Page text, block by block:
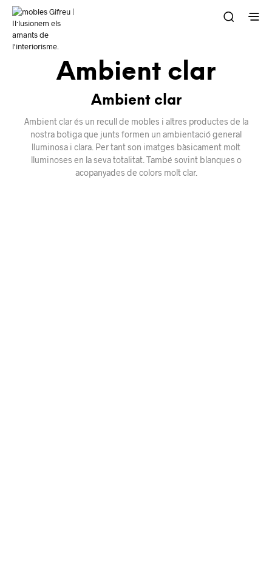
Ambient clar
Ambient clar
Ambient clar és un recull de mobles i altres productes de la
nostra botiga que junts formen un ambientació general
lluminosa i clara. Per tant son imatges bàsicament molt
lluminoses en la seva totalitat. També sovint blanques o
acopanyades de colors molt clar.